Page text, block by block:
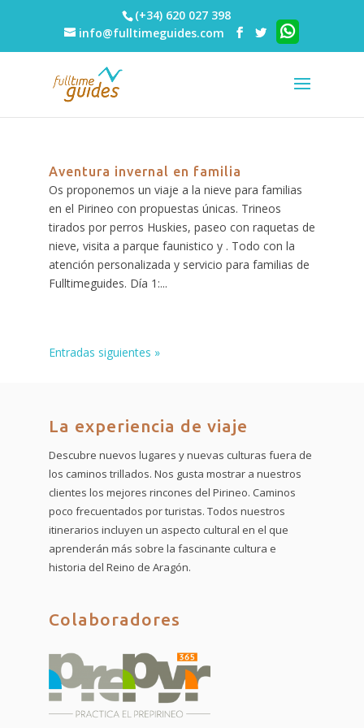
(+34) 620 027 398
info@fulltimeguides.com
Aventura invernal en familia
Os proponemos un viaje a la nieve para familias
en el Pirineo con propuestas únicas. Trineos
tirados por perros Huskies, paseo con raquetas de
nieve, visita a parque faunistico y . Todo con la
atención personalizada y servicio para familias de
Fulltimeguides. Día 1:...
Entradas siguientes »
La experiencia de viaje
Descubre nuevos lugares y nuevas culturas fuera de
los caminos trillados. Nos gusta mostrar a nuestros
clientes los mejores rincones del Pirineo. Caminos
poco frecuentados por turistas. Todos nuestros
itinerarios incluyen un aspecto cultural en el que
aprenderán más sobre la fascinante cultura e
historia del Reino de Aragón.
Colaboradores